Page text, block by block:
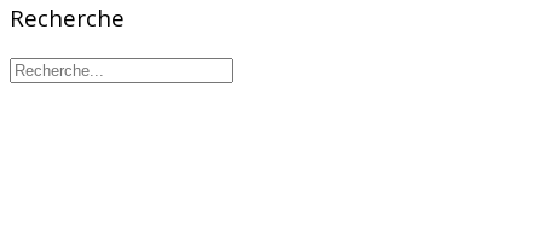
Recherche